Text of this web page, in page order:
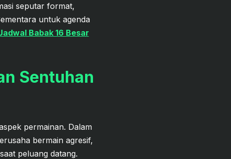
seputar format,
untuk agenda
Babak 16 Besar
Sentuhan
permainan. Dalam
bermain agresif,
peluang datang.